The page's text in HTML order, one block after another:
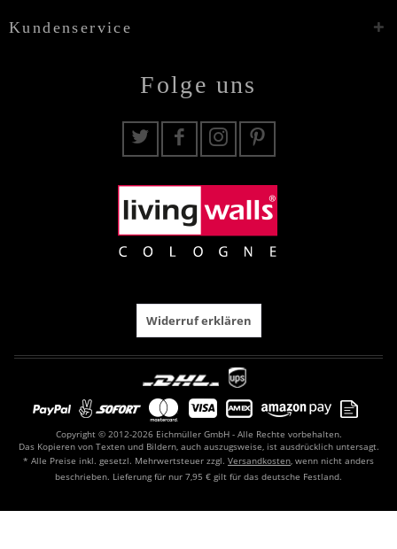
Kundenservice
Folge uns
Widerruf erklären
Copyright © 2012-2026 Eichmüller GmbH - Alle Rechte vorbehalten.
Das Kopieren von Texten und Bildern, auch auszugsweise, ist ausdrücklich untersagt.
* Alle Preise inkl. gesetzl. Mehrwertsteuer zzgl. Versandkosten , wenn nicht anders
beschrieben. Lieferung für nur 7,95 € gilt für das deutsche Festland.